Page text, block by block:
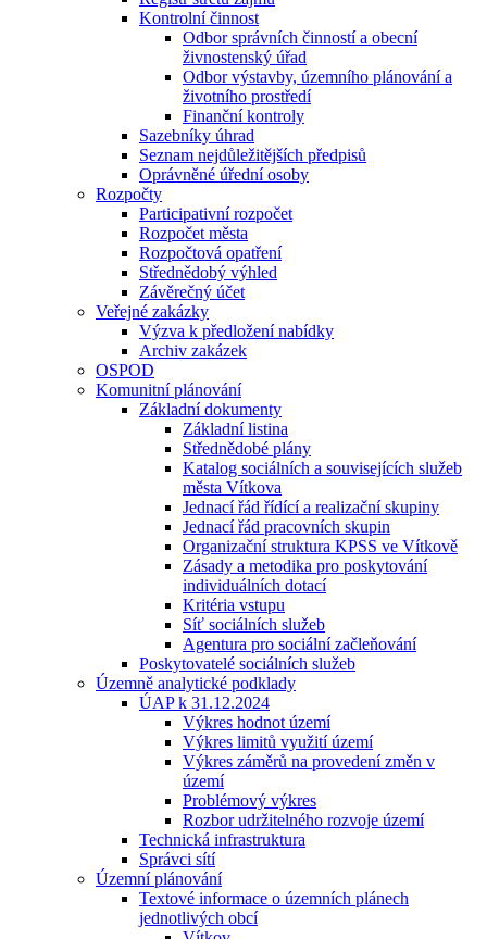
Kontrolní činnost
Odbor správních činností a obecní
živnostenský úřad
Odbor výstavby, územního plánování a
životního prostředí
Finanční kontroly
Sazebníky úhrad
Seznam nejdůležitějších předpisů
Oprávněné úřední osoby
Rozpočty
Participativní rozpočet
Rozpočet města
Rozpočtová opatření
Střednědobý výhled
Závěrečný účet
Veřejné zakázky
Výzva k předložení nabídky
Archiv zakázek
OSPOD
Komunitní plánování
Základní dokumenty
Základní listina
Střednědobé plány
Katalog sociálních a souvisejících služeb
města Vítkova
Jednací řád řídící a realizační skupiny
Jednací řád pracovních skupin
Organizační struktura KPSS ve Vítkově
Zásady a metodika pro poskytování
individuálních dotací
Kritéria vstupu
Síť sociálních služeb
Agentura pro sociální začleňování
Poskytovatelé sociálních služeb
Územně analytické podklady
ÚAP k 31.12.2024
Výkres hodnot území
Výkres limitů využití území
Výkres záměrů na provedení změn v
území
Problémový výkres
Rozbor udržitelného rozvoje území
Technická infrastruktura
Správci sítí
Územní plánování
Textové informace o územních plánech
jednotlivých obcí